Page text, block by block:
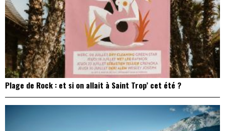
Un reportage pas neutre au PALP Festival, en Suisse